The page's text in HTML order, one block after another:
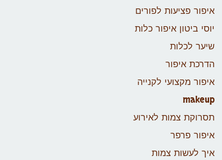
איפור פציעות לפורים
יוסי ביטון איפור כלות
שיער לכלות
הדרכת איפור
איפור מקצועי לקנייה
makeup
תסרוקת צמות לאירוע
איפור פרפר
איך לעשות צמות